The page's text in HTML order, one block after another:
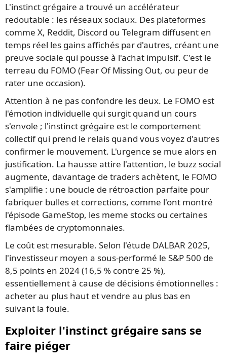
L'instinct grégaire a trouvé un accélérateur
redoutable : les réseaux sociaux. Des plateformes
comme X, Reddit, Discord ou Telegram diffusent en
temps réel les gains affichés par d'autres, créant une
preuve sociale qui pousse à l'achat impulsif. C'est le
terreau du FOMO (Fear Of Missing Out, ou peur de
rater une occasion).
Attention à ne pas confondre les deux. Le FOMO est
l'émotion individuelle qui surgit quand un cours
s'envole ; l'instinct grégaire est le comportement
collectif qui prend le relais quand vous voyez d'autres
confirmer le mouvement. L'urgence se mue alors en
justification. La hausse attire l'attention, le buzz social
augmente, davantage de traders achètent, le FOMO
s'amplifie : une boucle de rétroaction parfaite pour
fabriquer bulles et corrections, comme l'ont montré
l'épisode GameStop, les meme stocks ou certaines
flambées de cryptomonnaies.
Le coût est mesurable. Selon l'étude DALBAR 2025,
l'investisseur moyen a sous-performé le S&P 500 de
8,5 points en 2024 (16,5 % contre 25 %),
essentiellement à cause de décisions émotionnelles :
acheter au plus haut et vendre au plus bas en
suivant la foule.
Exploiter l'instinct grégaire sans se
faire piéger